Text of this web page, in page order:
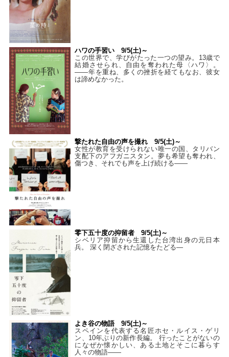
ハワの手習い 9/5(土)～
この世界で、学びがたった一つの望み。13歳で
結婚させられ、自由を奪われた母〈ハワ〉。
——年を重ね、多くの挫折を経てもなお、彼女
は諦めなかった。
撃たれた自由の声を撮れ 9/5(土)～
女性が教育を受けられない唯一の国、タリバン
支配下のアフガニスタン。夢も希望も奪われ、
傷つき、それでも声を上げ続ける——
零下五十度の抑留者 9/5(土)～
シベリア抑留から生還した台湾出身の元日本
兵。 深く閉ざされた記憶をたどる—
よき谷の物語 9/5(土)～
スペインを代表する名匠ホセ・ルイス・ゲリ
ン、10年ぶりの新作長編。 行ったことがないの
になぜか懐かしい、ある土地とそこに暮らす
人々の物語――